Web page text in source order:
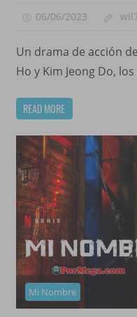
06/06/2023
Un drama de acción
Ho y Kim Jeong Do,
READ MORE
Mi Nombre